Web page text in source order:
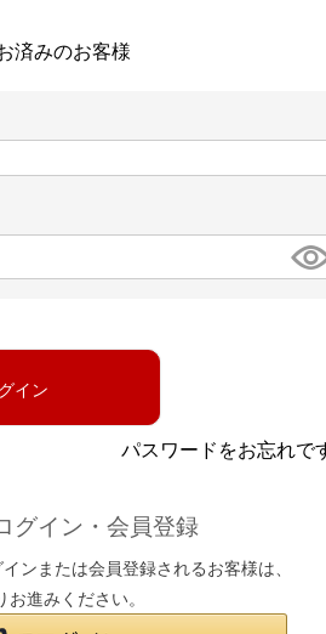
済みのお客様
イン
パスワードをお忘れで
グイン・会員登録
ンまたは会員登録されるお客様は、
進みください。